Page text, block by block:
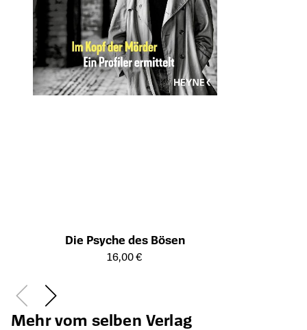
Die Psyche des Bösen
Öffnet die Detailseite des Produkts
16,00 €
Mehr vom selben Verlag